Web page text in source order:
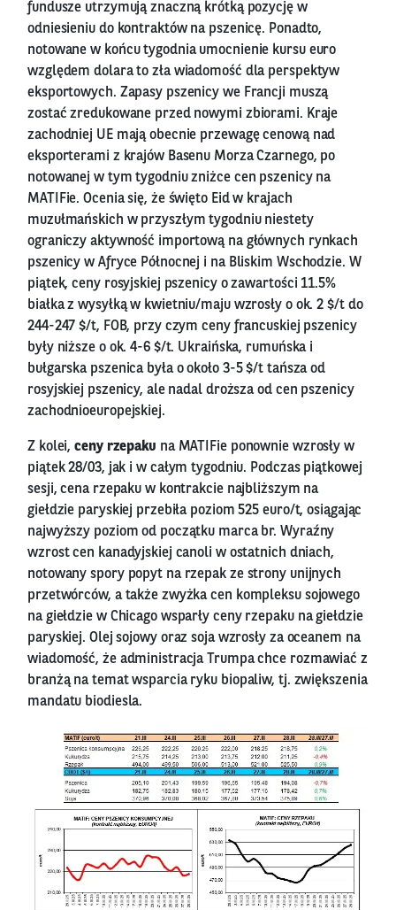
fundusze utrzymują znaczną krótką pozycję w
odniesieniu do kontraktów na pszenicę. Ponadto,
notowane w końcu tygodnia umocnienie kursu euro
względem dolara to zła wiadomość dla perspektyw
eksportowych. Zapasy pszenicy we Francji muszą
zostać zredukowane przed nowymi zbiorami. Kraje
zachodniej UE mają obecnie przewagę cenową nad
eksporterami z krajów Basenu Morza Czarnego, po
notowanej w tym tygodniu zniżce cen pszenicy na
MATIFie. Ocenia się, że święto Eid w krajach
muzułmańskich w przyszłym tygodniu niestety
ograniczy aktywność importową na głównych rynkach
pszenicy w Afryce Północnej i na Bliskim Wschodzie. W
piątek, ceny rosyjskiej pszenicy o zawartości 11.5%
białka z wysyłką w kwietniu/maju wzrosły o ok. 2 $/t do
244-247 $/t, FOB, przy czym ceny francuskiej pszenicy
były niższe o ok. 4-6 $/t. Ukraińska, rumuńska i
bułgarska pszenica była o około 3-5 $/t tańsza od
rosyjskiej pszenicy, ale nadal droższa od cen pszenicy
zachodnioeuropejskiej.
Z kolei,ceny rzepaku na MATIFie ponownie wzrosły w
piątek 28/03, jak i w całym tygodniu. Podczas piątkowej
sesji, cena rzepaku w kontrakcie najbliższym na
giełdzie paryskiej przebiła poziom 525 euro/t, osiągając
najwyższy poziom od początku marca br. Wyraźny
wzrost cen kanadyjskiej canoli w ostatnich dniach,
notowany spory popyt na rzepak ze strony unijnych
przetwórców, a także zwyżka cen kompleksu sojowego
na giełdzie w Chicago wsparły ceny rzepaku na giełdzie
paryskiej. Olej sojowy oraz soja wzrosły za oceanem na
wiadomość, że administracja Trumpa chce rozmawiać z
branżą na temat wsparcia ryku biopaliw, tj. zwiększenia
mandatu biodiesla.